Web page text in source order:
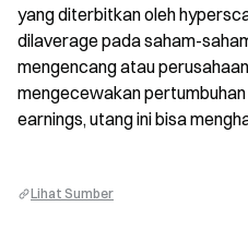
yang diterbitkan oleh
dilaverage pada saham-
mengencang atau
mengecewakan
earnings, utang ini bisa
Lihat Sumber